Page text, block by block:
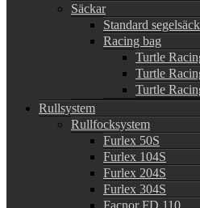
Säckar
Standard segelsäck
Racing bag
Turtle
Turtle
Turtle
Rullsystem
Rullfocksystem
Furlex 50S
Furlex 104S
Furlex 204S
Furlex 304S
Facnor FD 110